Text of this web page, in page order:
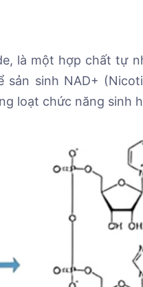
là một hợp chất tự
sinh NAD+
loạt chức năng sinh